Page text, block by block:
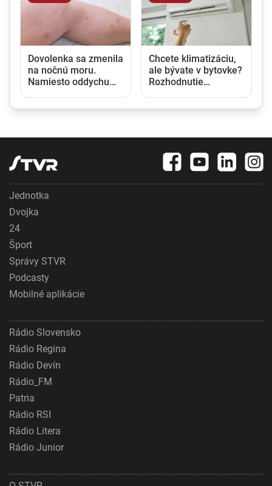
Dovolenka sa zmenila
na nočnú moru.
Namiesto oddychu
Chcete klimatizáciu,
ale bývate v bytovke?
Rozhodnutie
Jednotka
Dvojka
24
Šport
Správy STVR
Podcasty
Mobilné aplikácie
Rádio Slovensko
Rádio Regina
Rádio Devín
Rádio_FM
Patria
Rádio RSI
Rádio Litera
Rádio Junior